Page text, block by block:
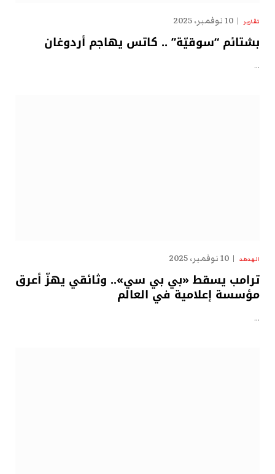
تقارير 10 نوفمبر، 2025
بشتائم “سوقيّة” .. كاتس يهاجم أردوغان
…
الهدهد 10 نوفمبر، 2025
ترامب يسقط «بي بي سي».. وثائقي يهزّ أعرق
مؤسسة إعلامية في العالم
…